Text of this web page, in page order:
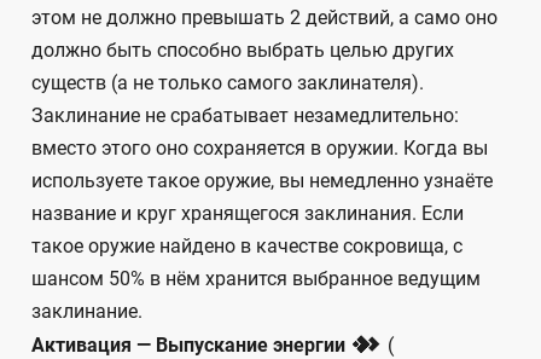
этом не должно превышать 2 действий, а само оно
должно быть способно выбрать целью других
существ (а не только самого заклинателя).
Заклинание не срабатывает незамедлительно:
вместо этого оно сохраняется в оружии. Когда вы
используете такое оружие, вы немедленно узнаёте
название и круг хранящегося заклинания. Если
такое оружие найдено в качестве сокровища, с
шансом 50% в нём хранится выбранное ведущим
заклинание.
Активация — Выпускание энергии 2 (